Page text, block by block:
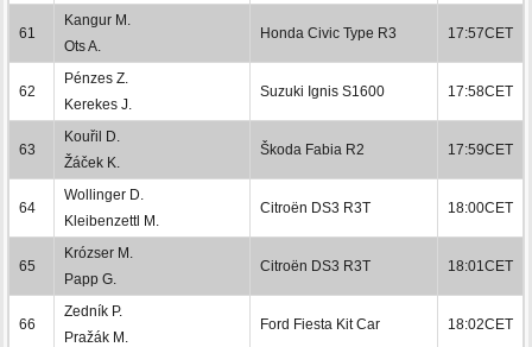
61
Kangur M.
Ots A.
Honda Civic Type R3 17:57CET
62
Pénzes Z.
Kerekes J.
Suzuki Ignis S1600 17:58CET
63
Kouřil D.
Žáček K.
Škoda Fabia R2 17:59CET
64
Wollinger D.
Kleibenzettl M.
Citroën DS3 R3T 18:00CET
65
Krózser M.
Papp G.
Citroën DS3 R3T 18:01CET
66
Zedník P.
Pražák M.
Ford Fiesta Kit Car 18:02CET